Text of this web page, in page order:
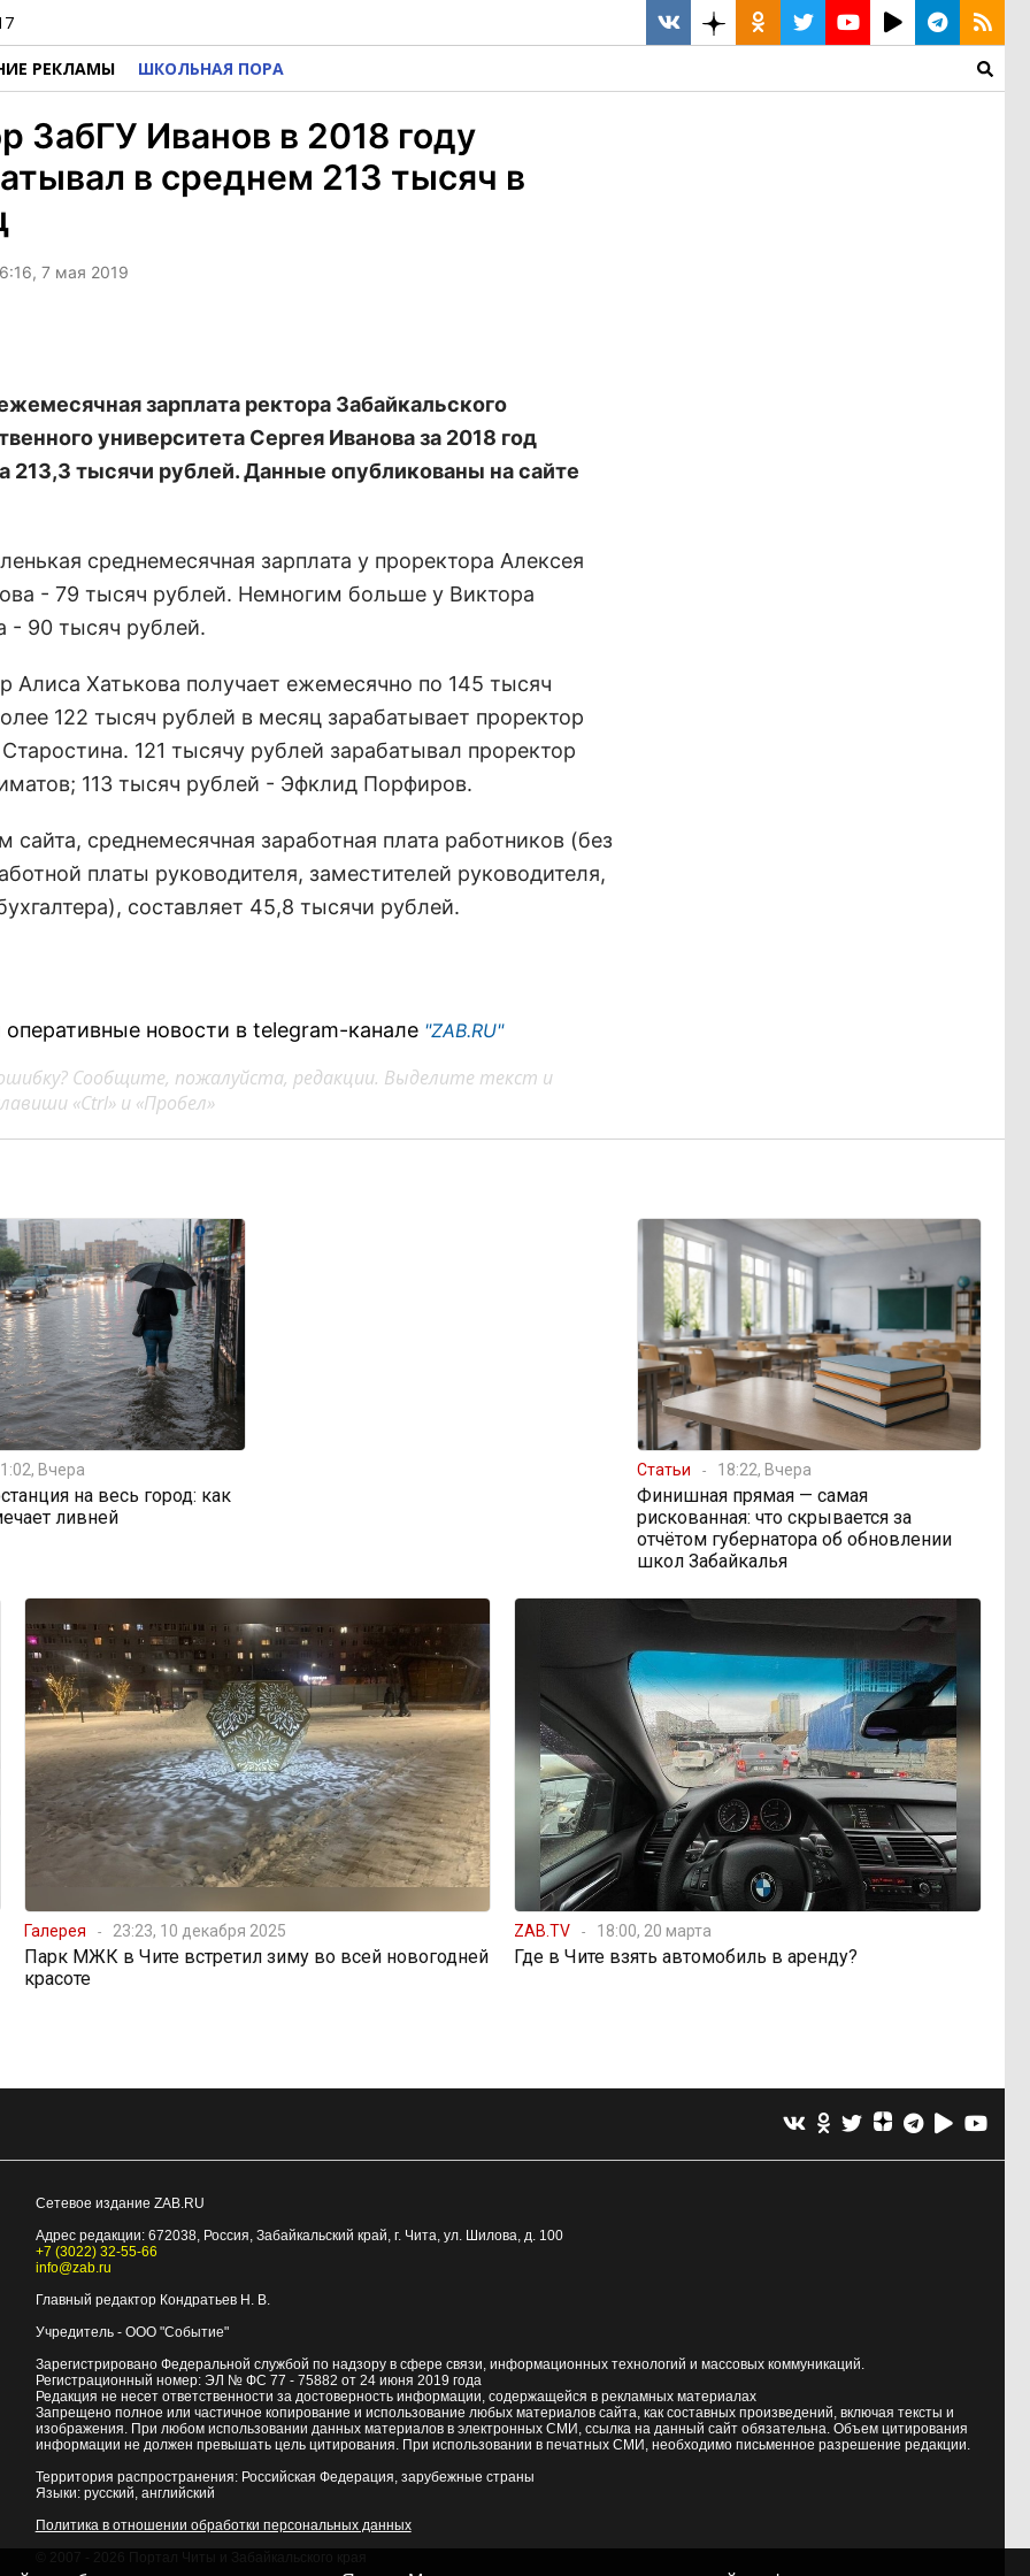
РЕКЛАМЫ ШКОЛЬНАЯ ПОРА
ЗабГУ Иванов в 2018 году
в среднем 213 тысяч в
7 мая 2019
зарплата ректора Забайкальского
университета Сергея Иванова за 2018 год
213,3 тысячи рублей. Данные опубликованы на сайте
среднемесячная зарплата у проректора Алексея
- 79 тысяч рублей. Немногим больше у Виктора
- 90 тысяч рублей.
Алиса Хатькова получает ежемесячно по 145 тысяч
122 тысяч рублей в месяц зарабатывает проректор
121 тысячу рублей зарабатывал проректор
113 тысяч рублей - Эфклид Порфиров.
сайта, среднемесячная заработная плата работников (без
платы руководителя, заместителей руководителя,
составляет 45,8 тысячи рублей.
новости в telegram-канале "ZAB.RU"
Сообщите, пожалуйста, редакции. Выделите текст и
«Ctrl» и «Пробел»
Вчера
на весь город: как
ливней
Статьи 18:22, Вчера
Финишная прямая — самая
рискованная: что скрывается за
отчётом губернатора об обновлении
школ Забайкалья
Галерея 23:23, 10 декабря 2025
Парк МЖК в Чите встретил зиму во всей новогодней
красоте
ZAB.TV 18:00, 20 марта
Где в Чите взять автомобиль в аренду?
Сетевое издание ZAB.RU
Адрес редакции: 672038, Россия, Забайкальский край, г. Чита, ул. Шилова, д. 100
+7 (3022) 32-55-66
info@zab.ru
Главный редактор Кондратьев Н. В.
Учредитель - ООО "Событие"
Зарегистрировано Федеральной службой по надзору в сфере связи, информационных технологий и массовых коммуникаций.
Регистрационный номер: ЭЛ № ФС 77 - 75882 от 24 июня 2019 года
Редакция не несет ответственности за достоверность информации, содержащейся в рекламных материалах
Запрещено полное или частичное копирование и использование любых материалов сайта, как составных произведений, включая тексты и
изображения. При любом использовании данных материалов в электронных СМИ, ссылка на данный сайт обязательна. Объем цитирования
информации не должен превышать цель цитирования. При использовании в печатных СМИ, необходимо письменное разрешение редакции.
Территория распространения: Российская Федерация, зарубежные страны
Языки: русский, английский
Политика в отношении обработки персональных данных